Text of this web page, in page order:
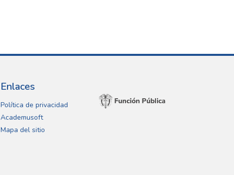
Enlaces
Política de privacidad
Academusoft
Mapa del sitio